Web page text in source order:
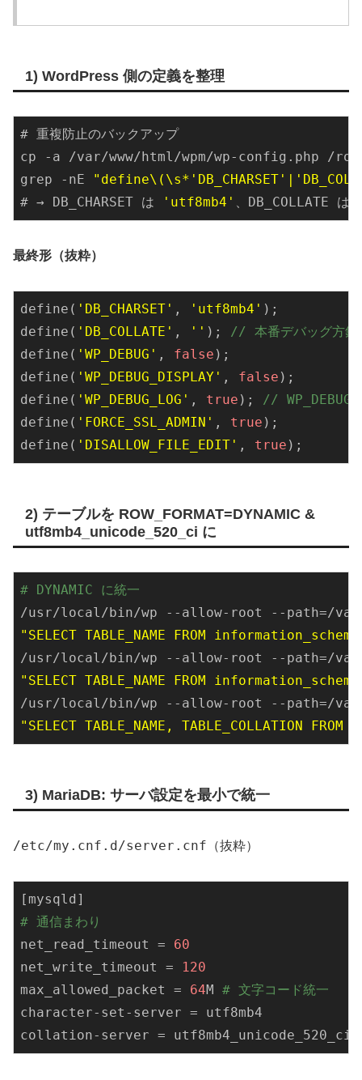
1) WordPress 側の定義を整理
cp - a /var/www/html/wpm/wp-config.php /
grep -nE
# → DB_CHARSET は
'utf8mb4' 、DB_COLLATE は
最終形（抜粋）
define ( 'DB_CHARSET' , 'utf8mb4'
define ( 'DB_COLLATE' , '' ); // 本番デバッグ方針
define ( 'WP_DEBUG' , false
define ( 'WP_DEBUG_DISPLAY' , false
define ( 'WP_DEBUG_LOG' , true ); //
define ( 'FORCE_SSL_ADMIN' , true
define ( 'DISALLOW_FILE_EDIT' , true
2) テーブルを ROW_FORMAT=DYNAMIC &
utf8mb4_unicode_520_ci に
# DYNAMIC に統一
/usr/local/bin/wp --allow-root --path=/
"SELECT TABLE_NAME FROM
/usr/local/bin/wp --allow-root --path=/
"SELECT TABLE_NAME FROM
/usr/local/bin/wp --allow-root --path=/
"SELECT TABLE_NAME, TABLE_COLLATION
3) MariaDB: サーバ設定を最小で統一
/etc/my.cnf.d/server.cnf （抜粋）
[mysqld]
# 通信まわり
net_read_timeout
= 60
net_write_timeout
=
120
max_allowed_packet
= 64M # 文字コード統一
character-set-server
collation-server = utf8mb4_unicode_520_ci